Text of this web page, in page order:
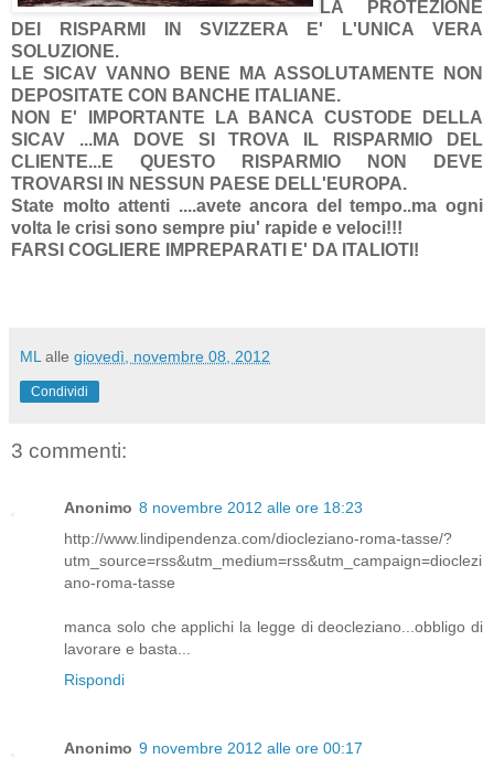
LA PROTEZIONE
DEI RISPARMI IN SVIZZERA E' L'UNICA VERA
SOLUZIONE.
LE SICAV VANNO BENE MA ASSOLUTAMENTE NON
DEPOSITATE CON BANCHE ITALIANE.
NON E' IMPORTANTE LA BANCA CUSTODE DELLA
SICAV ...MA DOVE SI TROVA IL RISPARMIO DEL
CLIENTE...E QUESTO RISPARMIO NON DEVE
TROVARSI IN NESSUN PAESE DELL'EUROPA.
State molto attenti ....avete ancora del tempo..ma ogni
volta le crisi sono sempre piu' rapide e veloci!!!
FARSI COGLIERE IMPREPARATI E' DA ITALIOTI!
ML alle giovedì, novembre 08, 2012
Condividi
3 commenti:
Anonimo 8 novembre 2012 alle ore 18:23
http://www.lindipendenza.com/diocleziano-roma-tasse/?
utm_source=rss&utm_medium=rss&utm_campaign=dioclezi
ano-roma-tasse
manca solo che applichi la legge di deocleziano...obbligo di
lavorare e basta...
Rispondi
Anonimo 9 novembre 2012 alle ore 00:17